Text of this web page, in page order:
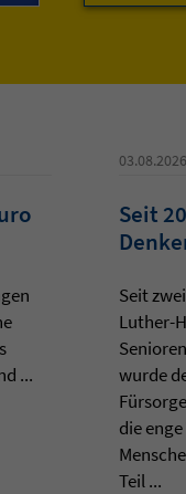
...
Seit
Seit
Luther-
wurde
die
Teil ...